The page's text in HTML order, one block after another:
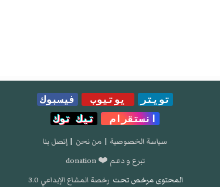
تويتر يوتيوب
فيسبوك
انستقرام
تيك توك
سياسة الخصوصية | من نحن | إتصل بنا
تبرع و دعم ❤️ donation
المحتوى مرخص تحت رخصة المشاع الإبداعي 3.0